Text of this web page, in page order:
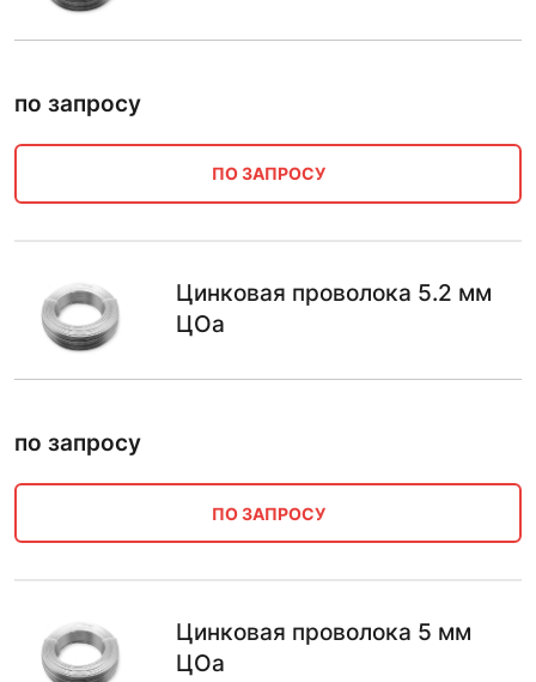
по запросу
ПО ЗАПРОСУ
Цинковая проволока 5.2 мм
ЦОа
по запросу
ПО ЗАПРОСУ
Цинковая проволока 5 мм
ЦОа